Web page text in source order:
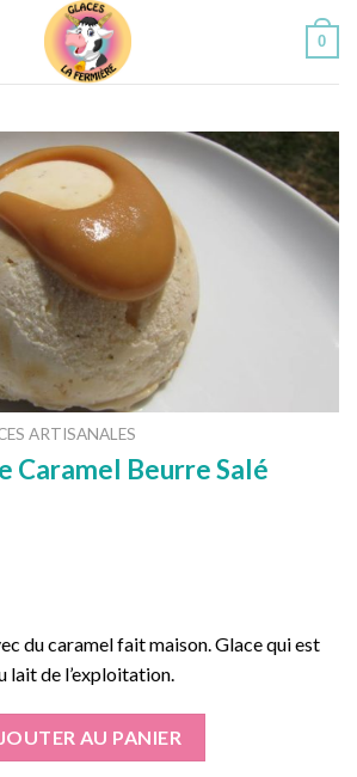
0
ARTISANALES
Caramel Beurre Salé
du caramel fait maison. Glace qui est
lait de l’exploitation.
AU PANIER